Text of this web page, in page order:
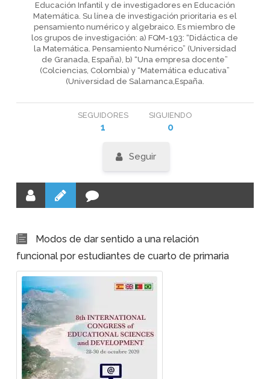
Educación Infantil y de investigadores en Educación
Matemática. Su línea de investigación prioritaria es el
pensamiento numérico y algebraico. Es miembro de
los grupos de investigación: a) FQM-193: “Didáctica de
la Matemática. Pensamiento Numérico” (Universidad
de Granada, España), b) “Una empresa docente”
(Colciencias, Colombia) y “Matemática educativa”
(Universidad de Salamanca,España.
SEGUIDORES
1
SIGUIENDO
0
Seguir
Modos de dar sentido a una relación
funcional por estudiantes de cuarto de primaria